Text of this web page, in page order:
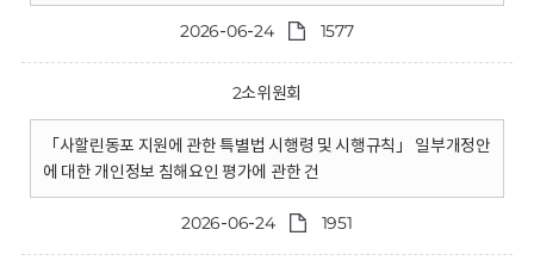
2026-06-24 1577
2소위원회
「사할린동포 지원에 관한 특별법 시행령 및 시행규칙」 일부개정안
에 대한 개인정보 침해요인 평가에 관한 건
2026-06-24 1951